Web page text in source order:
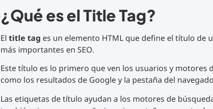
¿Qué es el Title Tag?
El title tag es un elemento HTML que define el título de
más importantes en SEO.
Este título es lo primero que ven los usuarios y motores
como los resultados de Google y la pestaña del
Las etiquetas de título ayudan a los motores de